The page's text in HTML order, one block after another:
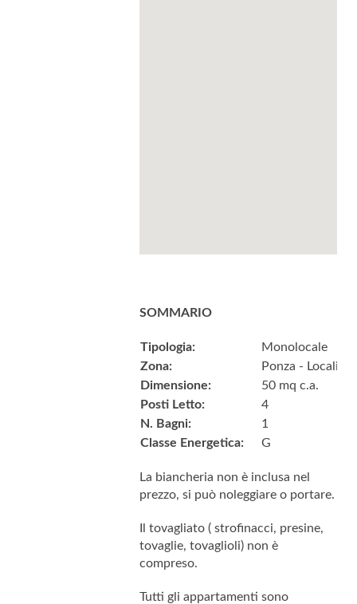
SOMMARIO
Tipologia:
Monolocale
Zona:
Ponza - Località
Dimensione:
50 mq c.a.
Posti Letto:
4
N. Bagni:
1
Classe Energetica:
G
La biancheria non è inclusa nel
prezzo, si può noleggiare o portare.
Il tovagliato ( strofinacci, presine,
tovaglie, tovaglioli) non è
compreso.
Tutti gli appartamenti sono